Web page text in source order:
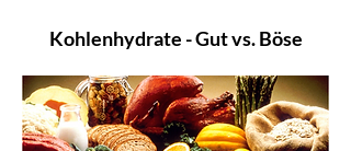
Kohlenhydrate - Gut vs. Böse